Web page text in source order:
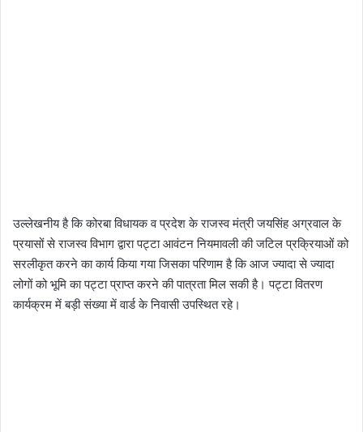
उल्लेखनीय है कि कोरबा विधायक व प्रदेश के राजस्व मंत्री जयसिंह अग्रवाल के
प्रयासों से राजस्व विभाग द्वारा पट्टा आवंटन नियमावली की जटिल प्रक्रियाओं को
सरलीकृत करने का कार्य किया गया जिसका परिणाम है कि आज ज्यादा से ज्यादा
लोगों को भूमि का पट्टा प्राप्त करने की पात्रता मिल सकी है। पट्टा वितरण
कार्यक्रम में बड़ी संख्या में वार्ड के निवासी उपस्थित रहे।